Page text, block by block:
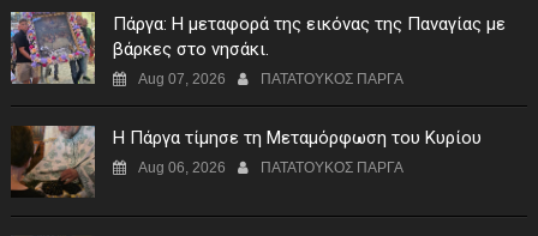
Πάργα: Η μεταφορά της εικόνας της Παναγίας με
βάρκες στο νησάκι.
Aug 07, 2026 ΠΑΤΑΤΟΥΚΟΣ ΠΑΡΓΑ
Η Πάργα τίμησε τη Μεταμόρφωση του Κυρίου
Aug 06, 2026 ΠΑΤΑΤΟΥΚΟΣ ΠΑΡΓΑ